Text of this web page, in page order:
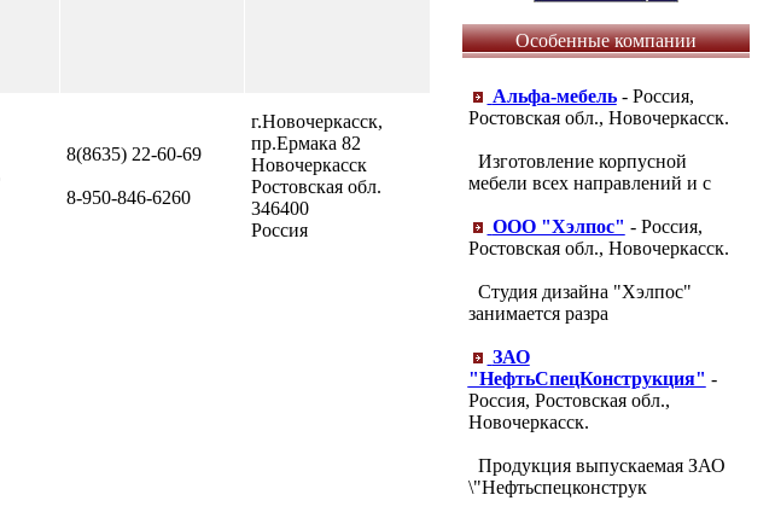
8(8635) 22-60-69
8-950-846-6260
г.Новочеркасск,
пр.Ермака 82
Новочеркасск
Ростовская обл.
346400
Россия
Особенные компании
Альфа-мебель- Россия,
Ростовская обл., Новочеркасск.
Изготовление корпусной
мебели всех направлений и с
ООО "Хэлпос" - Россия,
Ростовская обл., Новочеркасск.
Студия дизайна "Хэлпос"
занимается разра
ЗАО
"НефтьСпецКонструкция" -
Россия, Ростовская обл.,
Новочеркасск.
Продукция выпускаемая ЗАО
\"Нефтьспецконструк